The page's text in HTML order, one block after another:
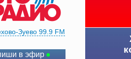
Зуево 99.9 FM
в эфир